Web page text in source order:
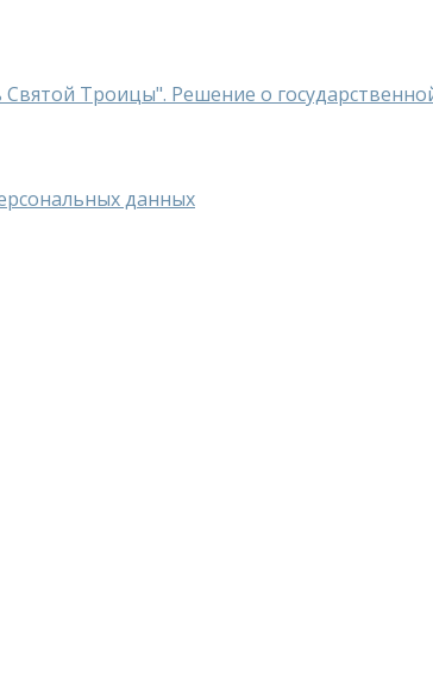
Троицы". Решение о
данных